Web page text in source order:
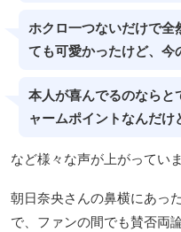
ホクロ一つないだけで全
ても可愛かったけど、今
本人が喜んでるのならと
ャームポイントなんだけ
など様々な声が上がっていま
朝日奈央さんの鼻横にあっ
で、ファンの間でも賛否両